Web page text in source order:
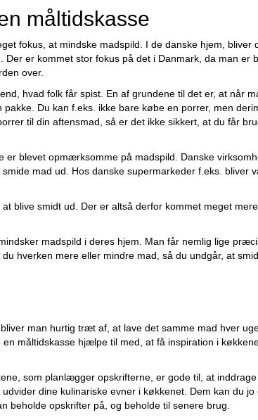
måltidskasse
fokus, at mindske madspild. I de danske hjem, bliver
Der er kommet stor fokus på det i Danmark, da man er
over.
hvad folk får spist. En af grundene til det er, at når
Du kan f.eks. ikke bare købe en porrer, men
til din aftensmad, så er det ikke sikkert, at du får
er blevet opmærksomme på madspild. Danske
mad ud. Hos danske supermarkeder f.eks. bliver
blive smidt ud. Der er altså derfor kommet meget
madspild i deres hjem. Man får nemlig lige
hverken mere eller mindre mad, så du undgår, at
man hurtig træt af, at lave det samme mad hver
måltidskasse hjælpe til med, at få inspiration i
som planlægger opskrifterne, er gode til, at
dine kulinariske evner i køkkenet. Dem kan du jo
opskrifter på, og beholde til senere brug.